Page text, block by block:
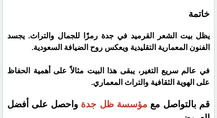
خاتمة
يظل بيت الشعر القرميد في جدة رمزًا للجمال والتراث. يجسد
الفنون المعمارية التقليدية ويعكس روح الضيافة السعودية.
في عالم سريع التغير، يبقى هذا البيت مثالاً على أهمية الحفاظ
على الهوية الثقافية والتراث المعماري.
قم بالتواصل معمؤسسة ظل جدة واحصل على أفضل